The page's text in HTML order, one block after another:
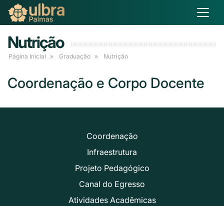
Nutrição
Página Inicial Graduação Nutrição
Coordenação e Corpo Docente
Coordenação
Infraestrutura
Projeto Pedagógico
Canal do Egresso
Atividades Acadêmicas